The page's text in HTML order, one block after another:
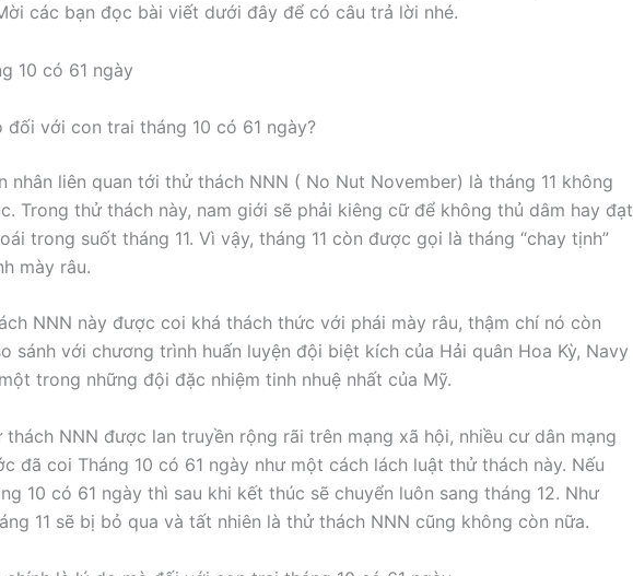
các bạn đọc bài viết dưới đây để có câu trả lời nhé.
đối với con trai tháng 10 có 61 ngày?
nhân liên quan tới thử thách NNN ( No Nut November) là tháng 11 không
Trong thử thách này, nam giới sẽ phải kiêng cữ để không thủ dâm hay đạt
trong suốt tháng 11. Vì vậy, tháng 11 còn được gọi là tháng “chay tịnh”
mày râu.
NNN này được coi khá thách thức với phái mày râu, thậm chí nó còn
sánh với chương trình huấn luyện đội biệt kích của Hải quân Hoa Kỳ, Navy
trong những đội đặc nhiệm tinh nhuệ nhất của Mỹ.
thách NNN được lan truyền rộng rãi trên mạng xã hội, nhiều cư dân mạng
đã coi Tháng 10 có 61 ngày như một cách lách luật thử thách này. Nếu
10 có 61 ngày thì sau khi kết thúc sẽ chuyển luôn sang tháng 12. Như
11 sẽ bị bỏ qua và tất nhiên là thử thách NNN cũng không còn nữa.